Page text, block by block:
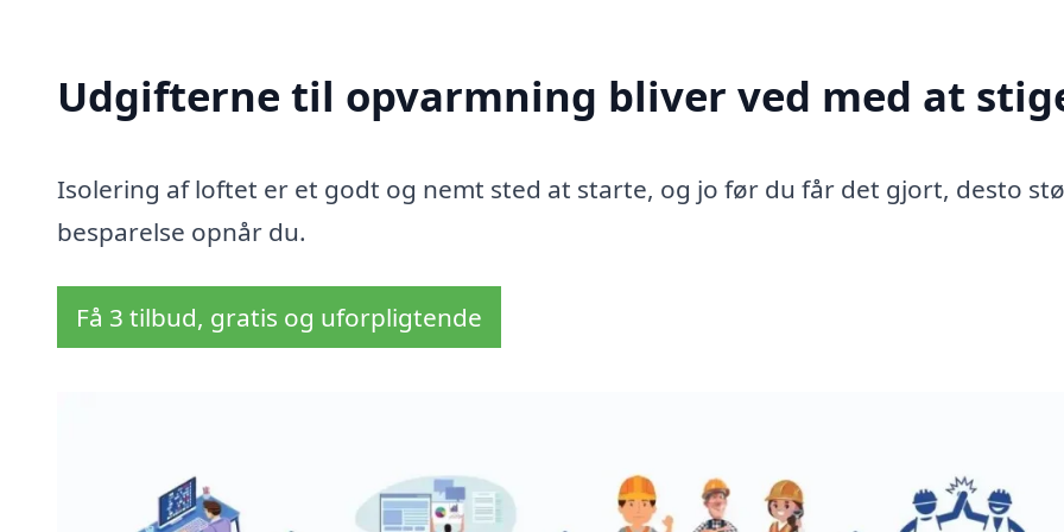
Udgifterne til opvarmning bliver ved med at
Isolering af loftet er et godt og nemt sted at starte, og jo før du får det gjort, desto
besparelse opnår du.
Få 3 tilbud, gratis og uforpligtende